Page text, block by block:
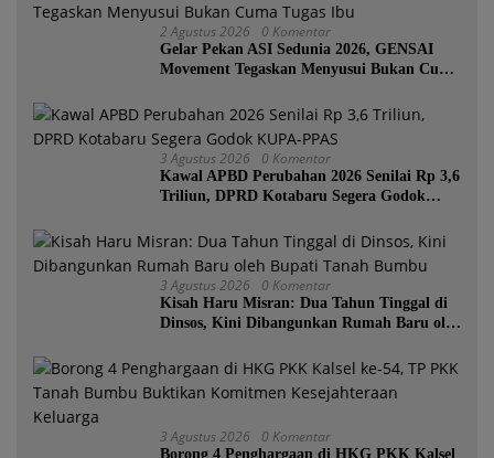
2 Agustus 2026 0 Komentar
Gelar Pekan ASI Sedunia 2026, GENSAI
Movement Tegaskan Menyusui Bukan Cuma
3 Agustus 2026 0 Komentar
Kawal APBD Perubahan 2026 Senilai Rp 3,6
Triliun, DPRD Kotabaru Segera Godok
3 Agustus 2026 0 Komentar
Kisah Haru Misran: Dua Tahun Tinggal di
Dinsos, Kini Dibangunkan Rumah Baru oleh
3 Agustus 2026 0 Komentar
Borong 4 Penghargaan di HKG PKK Kalsel